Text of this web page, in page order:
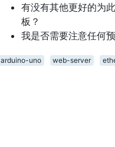
有没有其他更好的为
板？
我是否需要注意任何
arduino-uno web-server